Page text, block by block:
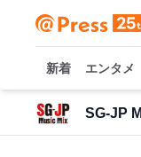
新着 エンタメ
SG-JP